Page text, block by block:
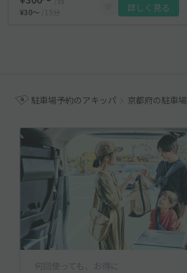
¥30〜
/15分 詳しく見る
駐車場予約のアキッパ 京都府の駐車場
何回使っても、お得に